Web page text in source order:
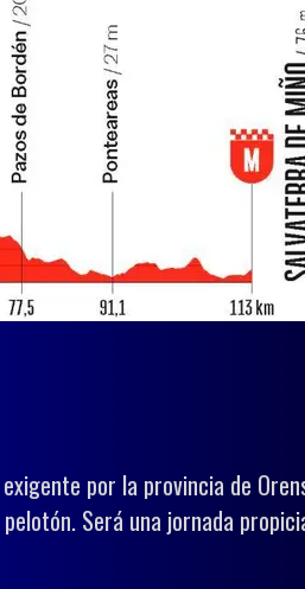
por la provincia de
Será una jornada